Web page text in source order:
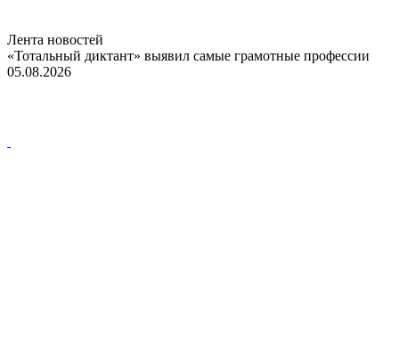
Лента новостей
«Тотальный диктант» выявил самые грамотные профессии
05.08.2026